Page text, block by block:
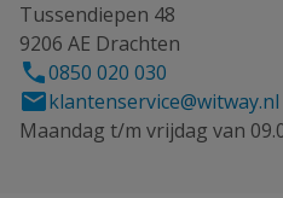
Tussendiepen 48
9206 AE Drachten
0850 020 030
klantenservice@witway.nl
Maandag t/m vrijdag van